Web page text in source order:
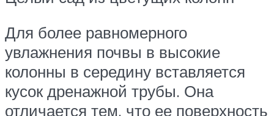
Для более равномерного
увлажнения почвы в высокие
колонны в середину вставляется
кусок дренажной трубы. Она
отличается тем, что ее поверхность